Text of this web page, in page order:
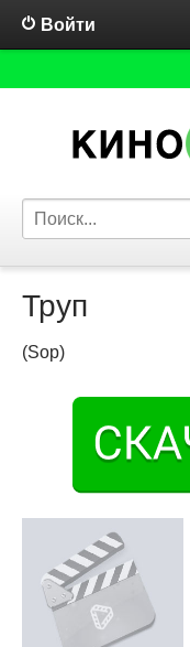
Войти
Труп
(Sop)